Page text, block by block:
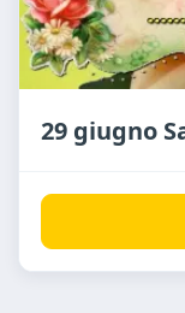
29 giugno